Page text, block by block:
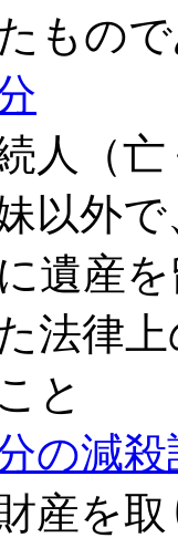
もの
人（
以外
遺産
法律
と
の減
産を